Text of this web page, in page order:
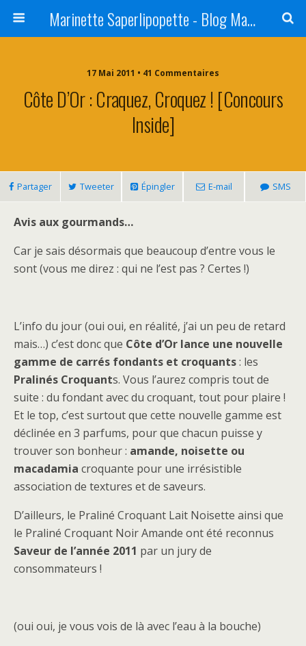
Marinette Saperlipopette - Blog Maman Angers Lifestyle - Ex Expat Montréal
17 Mai 2011 • 41 Commentaires
Côte D’Or : Craquez, Croquez ! [Concours
Inside]
Partager Tweeter Épingler E-mail SMS
Avis aux gourmands…
Car je sais désormais que beaucoup d’entre vous le
sont (vous me direz : qui ne l’est pas ? Certes !)
L’info du jour (oui oui, en réalité, j’ai un peu de retard
mais…) c’est donc que Côte d’Or lance une nouvelle
gamme de carrés fondants et croquants: les
Pralinés Croquants. Vous l’aurez compris tout de
suite : du fondant avec du croquant, tout pour plaire !
Et le top, c’est surtout que cette nouvelle gamme est
déclinée en 3 parfums, pour que chacun puisse y
trouver son bonheur : amande, noisette ou
macadamia croquante pour une irrésistible
association de textures et de saveurs.
D’ailleurs, le Praliné Croquant Lait Noisette ainsi que
le Praliné Croquant Noir Amande ont été reconnus
Saveur de l’année 2011 par un jury de
consommateurs !
(oui oui, je vous vois de là avec l’eau à la bouche)